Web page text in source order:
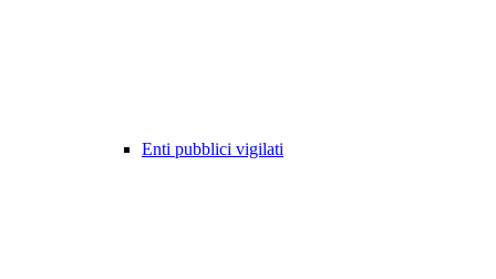
Enti pubblici vigilati